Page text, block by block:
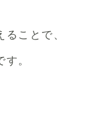
ることで、
。